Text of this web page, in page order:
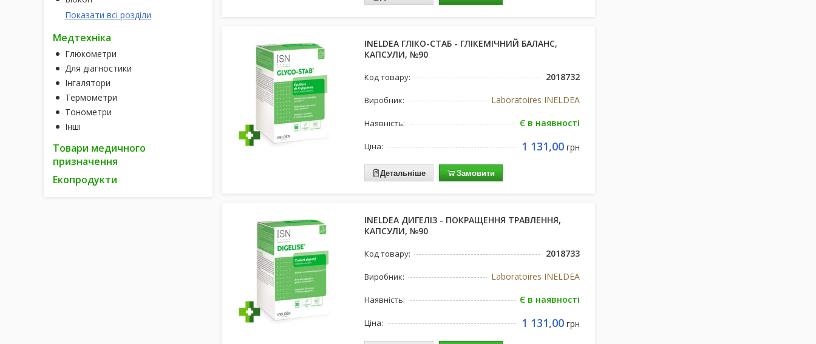
Показати всі розділи
Медтехніка
Глюкометри
Для діагностики
Інгалятори
Термометри
Тонометри
Інші
Товари медичного
призначення
Екопродукти
INELDEA ГЛІКО-СТАБ - ГЛІКЕМІЧНИЙ БАЛАНС,
КАПСУЛИ, №90
Код товару: 2018732
Виробник: Laboratoires INELDEA
Наявність: Є в наявності
Ціна: 1 131,00грн
Детальніше Замовити
INELDEA ДИГЕЛІЗ - ПОКРАЩЕННЯ ТРАВЛЕННЯ,
КАПСУЛИ, №90
Код товару: 2018733
Виробник: Laboratoires INELDEA
Наявність: Є в наявності
Ціна: 1 131,00грн